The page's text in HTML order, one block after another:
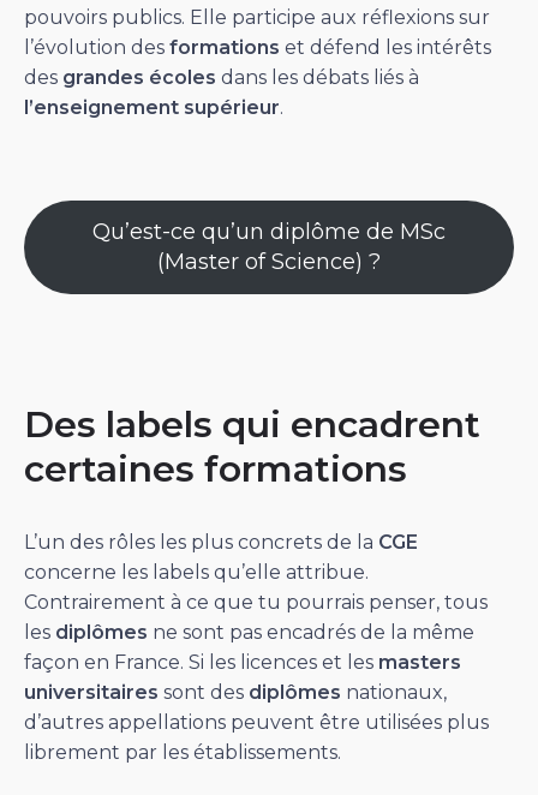
pouvoirs publics. Elle participe aux réflexions sur
l’évolution des formations et défend les intérêts
des grandes écoles dans les débats liés à
l’enseignement supérieur.
Qu’est-ce qu’un diplôme de MSc
(Master of Science) ?
Des labels qui encadrent
certaines formations
L’un des rôles les plus concrets de la CGE
concerne les labels qu’elle attribue.
Contrairement à ce que tu pourrais penser, tous
les diplômes ne sont pas encadrés de la même
façon en France. Si les licences et les masters
universitaires sont des diplômes nationaux,
d’autres appellations peuvent être utilisées plus
librement par les établissements.